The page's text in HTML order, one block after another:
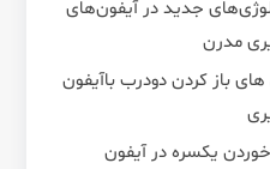
جدید در آیفون‌های
مدرن
باز کردن دودرب باآیفون
یکسره در آیفون